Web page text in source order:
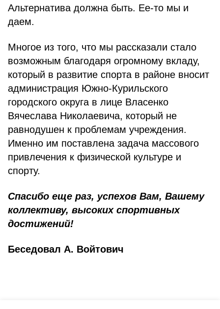
Альтернатива должна быть. Ее-то мы и
даем.
Многое из того, что мы рассказали стало
возможным благодаря огромному вкладу,
который в развитие спорта в районе вносит
администрация Южно-Курильского
городского округа в лице Власенко
Вячеслава Николаевича, который не
равнодушен к проблемам учреждения.
Именно им поставлена задача массового
привлечения к физической культуре и
спорту.
Спасибо еще раз, успехов Вам, Вашему
коллективу, высоких спортивных
достижений!
Беседовал А. Войтович